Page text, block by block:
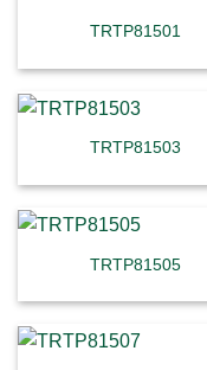
TRTP81501
TRTP81503
TRTP81505